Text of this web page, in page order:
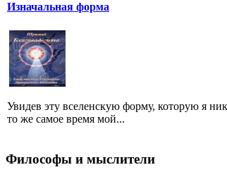
Изначальная форма
Увидев эту вселенскую форму, которую я
то же самое время мой...
Философы и мыслители